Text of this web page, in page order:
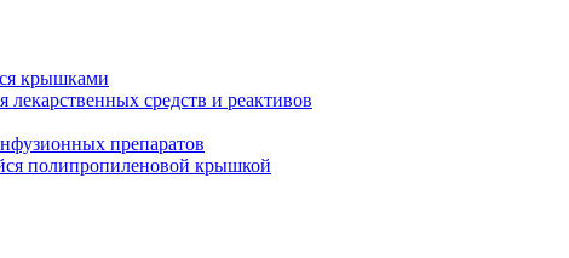
крышками
средств и реактивов
препаратов
полипропиленовой крышкой